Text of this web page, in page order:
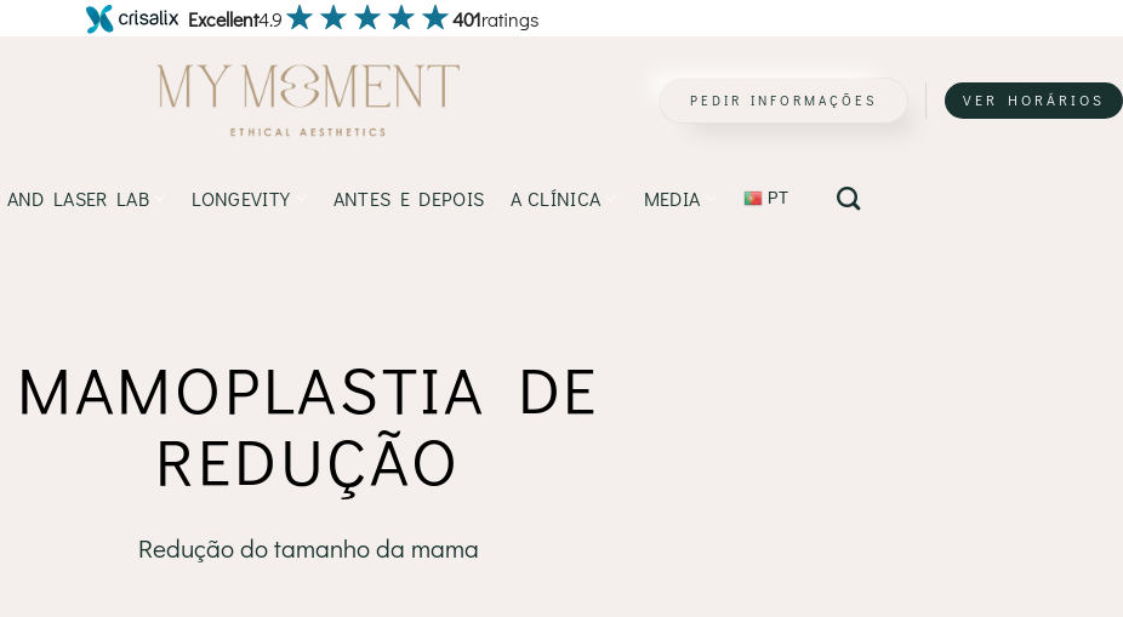
Excellent4.9 401ratings
PEDIR INFORMAÇÕES VER HORÁRIOS
AND LASER LAB LONGEVITY ANTES E DEPOIS A CLÍNICA MEDIA PT
MAMOPLASTIA DE
REDUÇÃO
Redução do tamanho da mama